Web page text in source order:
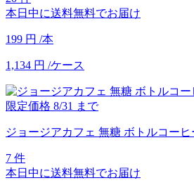
本日中に送料無料でお届け
199 円 /本
1,134 円 /ケース
限定価格 8/31 まで
ジョージアカフェ 無糖 ボトルコーヒ
7 件
本日中に送料無料でお届け